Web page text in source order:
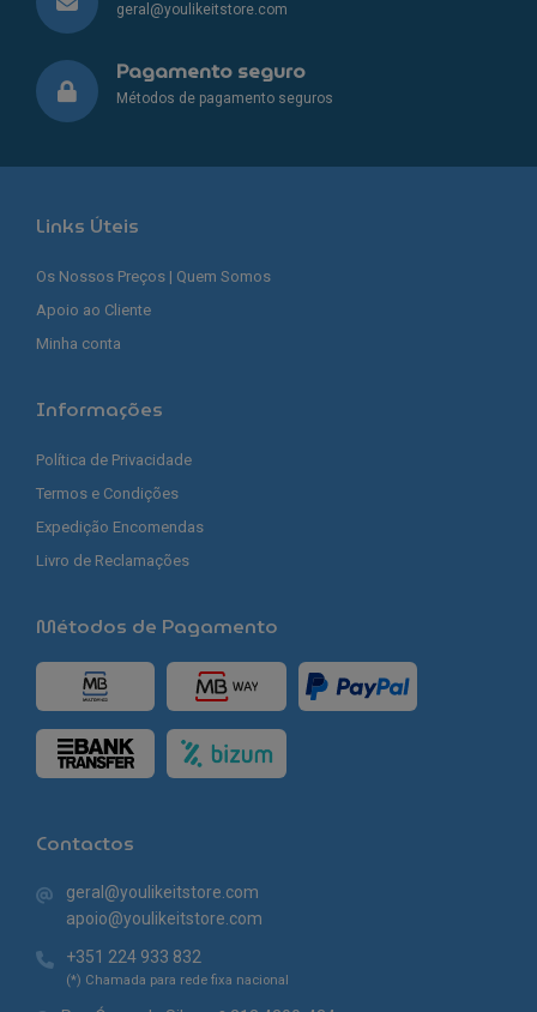
geral@youlikeitstore.com
Pagamento seguro
Métodos de pagamento seguros
Links Úteis
Os Nossos Preços | Quem Somos
Apoio ao Cliente
Minha conta
Informações
Política de Privacidade
Termos e Condições
Expedição Encomendas
Livro de Reclamações
Métodos de Pagamento
Contactos
geral@youlikeitstore.com
apoio@youlikeitstore.com
+351 224 933 832
(*) Chamada para rede fixa nacional